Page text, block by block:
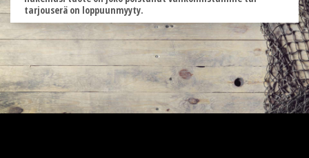
tarjouserä on loppuunmyyty.